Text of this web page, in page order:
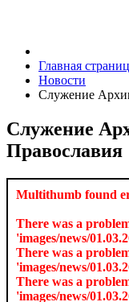
Главная
Новости
Служение
Служение
Православия
Multithumb found
There was a
'images/news/
There was a
'images/news/
There was a
'images/news/